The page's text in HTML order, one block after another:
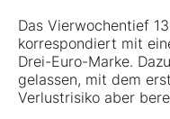
Das Vierwochentief
korrespondiert mit
Drei-Euro-Marke.
gelassen, mit dem
Verlustrisiko aber